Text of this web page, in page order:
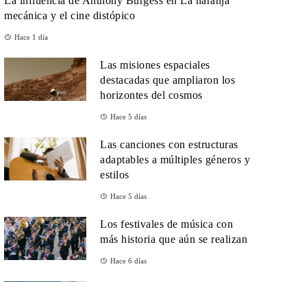
mecánica y el cine distópico
Hace 1 día
Las misiones espaciales
destacadas que ampliaron los
horizontes del cosmos
Hace 5 días
Las canciones con estructuras
adaptables a múltiples géneros y
estilos
Hace 5 días
Los festivales de música con
más historia que aún se realizan
Hace 6 días